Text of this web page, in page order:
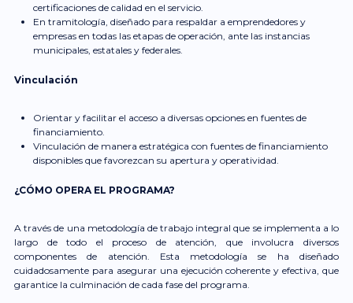
certificaciones de calidad en el servicio.
En tramitología, diseñado para respaldar a emprendedores y
empresas en todas las etapas de operación, ante las instancias
municipales, estatales y federales.
Vinculación
Orientar y facilitar el acceso a diversas opciones en fuentes de
financiamiento.
Vinculación de manera estratégica con fuentes de financiamiento
disponibles que favorezcan su apertura y operatividad.
¿CÓMO OPERA EL PROGRAMA?
A través de una metodología de trabajo integral que se implementa a lo
largo de todo el proceso de atención, que involucra diversos
componentes de atención. Esta metodología se ha diseñado
cuidadosamente para asegurar una ejecución coherente y efectiva, que
garantice la culminación de cada fase del programa.